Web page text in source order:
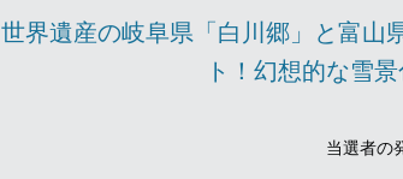
世界遺産の岐阜県「白川郷」と富山
ト！幻想的な雪
当選者の